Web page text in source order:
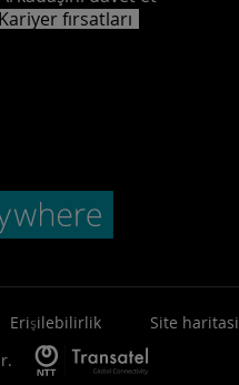
Kariyer fırsatları
Erişilebilirlik
Site haritasi